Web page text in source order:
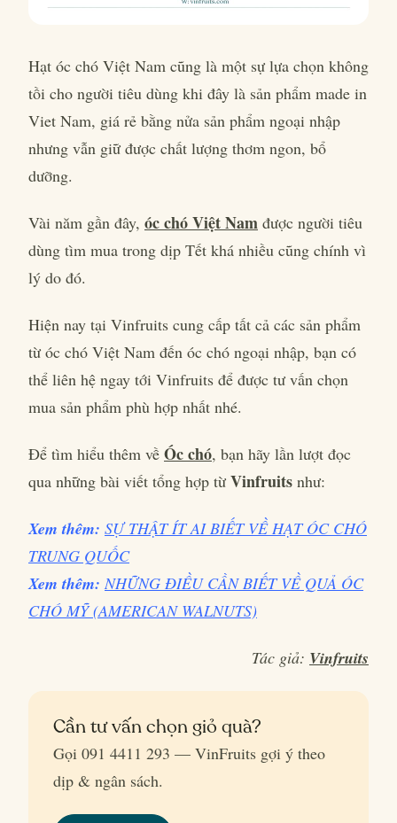
Hạt óc chó Việt Nam cũng là một sự lựa chọn không
tồi cho người tiêu dùng khi đây là sản phẩm made in
Viet Nam, giá rẻ bằng nửa sản phẩm ngoại nhập
nhưng vẫn giữ được chất lượng thơm ngon, bổ
dưỡng.
Vài năm gần đây, óc chó Việt Nam được người tiêu
dùng tìm mua trong dịp Tết khá nhiều cũng chính vì
lý do đó.
Hiện nay tại Vinfruits cung cấp tất cả các sản phẩm
từ óc chó Việt Nam đến óc chó ngoại nhập, bạn có
thể liên hệ ngay tới Vinfruits để được tư vấn chọn
mua sản phẩm phù hợp nhất nhé.
Để tìm hiểu thêm về Óc chó, bạn hãy lần lượt đọc
qua những bài viết tổng hợp từ Vinfruits như:
Xem thêm: SỰ THẬT ÍT AI BIẾT VỀ HẠT ÓC CHÓ
TRUNG QUỐC
Xem thêm: NHỮNG ĐIỀU CẦN BIẾT VỀ QUẢ ÓC
CHÓ MỸ (AMERICAN WALNUTS)
Tác giả: Vinfruits
Cần tư vấn chọn giỏ quà?
Gọi 091 4411 293 — VinFruits gợi ý theo
dịp & ngân sách.